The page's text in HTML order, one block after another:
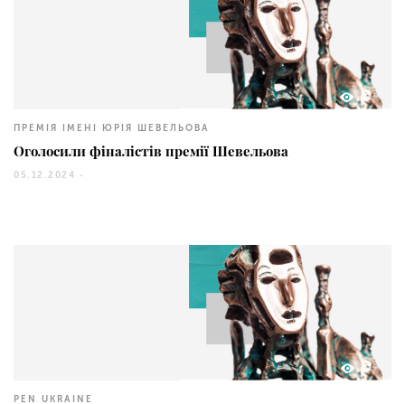
592
ПРЕМІЯ ІМЕНІ ЮРІЯ ШЕВЕЛЬОВА
Оголосили фіналістів премії Шевельова
05.12.2024 -
275
PEN UKRAINE